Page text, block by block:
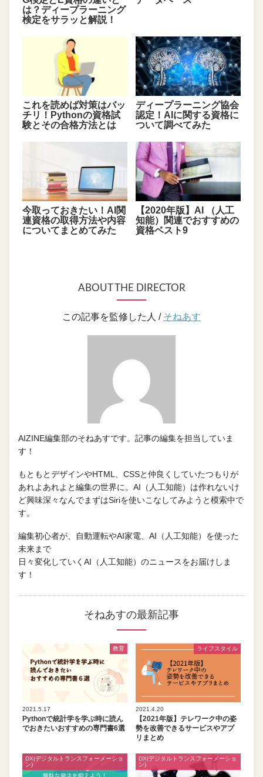
は？ディープラーニング
検定をサラッと解説！
これを読めば対策はバッ
チリ！Pythonの資格試
験とその合格方法とは
ディープラーニング協会
認定！AIに関する資格に
ついて調べてみた
今取っておきたい！AI関
連資格の取得方法や内容
についてまとめてみた
【2020年版】AI （人工
知能）関連でおすすめの
資格ベスト9
ABOUT THE DIRECTOR
この記事を監修した人 / そねあす
AIZINE編集部のそねあすです。記事の編集を担当していま
す！
もともとデザインやHTML、CSSと仲良くしていたつもりが
あれよあれよと編集の世界に。AI（人工知能）は作れないけ
ど興味深々なんでまずはSiriを使いこなしてみようと模索中で
す。
編集初心者が、自動運転やAI家電、AI（人工知能）を使った
未来まで
日々変化していくAI（人工知能）のニュースをお届けしま
す！
そねあすの最新記事
教育
2021.5.17
Pythonで統計学を学ぶ時に読ん
でおきたいおすすめの専門書6選
ライフスタイル
2021.4.20
【2021年版】テレワーク中の姿
勢を改善できるサービスやアプ
リまとめ
DX(デジタルトランスフォーメーショ
ン)
DX(デジタルトランスフォーメーショ
ン)